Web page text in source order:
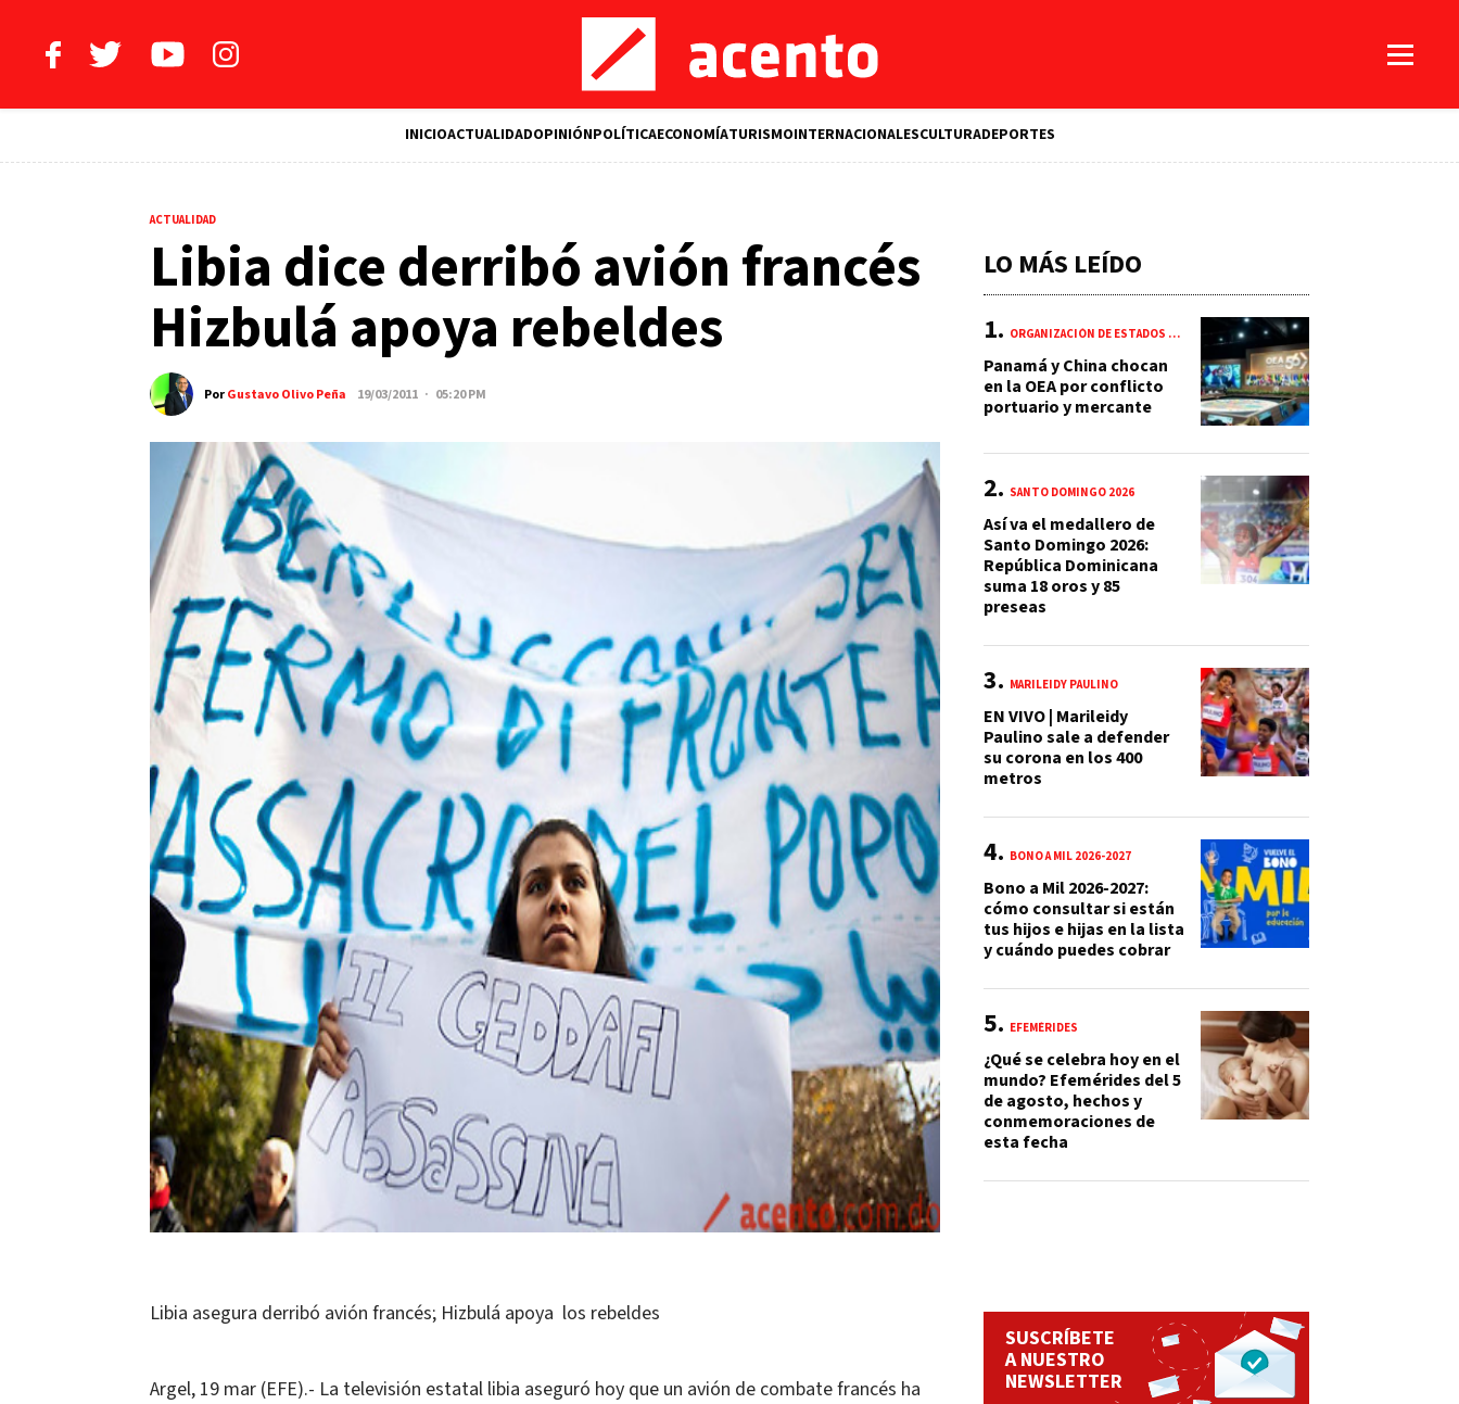
INICIOACTUALIDADOPINIÓNPOLÍTICAECONOMÍATURISMOINTERNACIONALESCULTURADEPORTES
ACTUALIDAD
Libia dice derribó avión francés
Hizbulá apoya rebeldes
PorGustavo Olivo Peña 19/03/2011 · 05:20 PM
Libia asegura derribó avión francés; Hizbulá apoya los rebeldes
Argel, 19 mar (EFE).- La televisión estatal libia aseguró hoy que un avión de combate francés ha
LO MÁS LEÍDO
ORGANIZACIÓN DE ESTADOS AMERICANOS (OEA)
Panamá y China chocan
en la OEA por conflicto
portuario y mercante
SANTO DOMINGO 2026
Así va el medallero de
Santo Domingo 2026:
República Dominicana
suma 18 oros y 85
preseas
MARILEIDY PAULINO
EN VIVO | Marileidy
Paulino sale a defender
su corona en los 400
metros
BONO A MIL 2026-2027
Bono a Mil 2026-2027:
cómo consultar si están
tus hijos e hijas en la lista
y cuándo puedes cobrar
EFEMÉRIDES
¿Qué se celebra hoy en el
mundo? Efemérides del 5
de agosto, hechos y
conmemoraciones de
esta fecha
SUSCRÍBETE
A NUESTRO
NEWSLETTER